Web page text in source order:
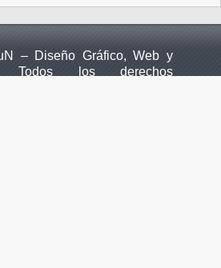
– Diseño Gráfico, Web y
Todos los derechos